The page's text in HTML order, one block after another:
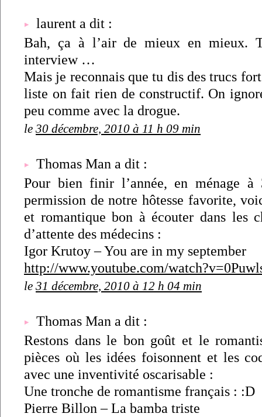
laurent a dit :
Bah, ça à l’air de mieux en mieux.
interview …
Mais je reconnais que tu dis des trucs
liste on fait rien de constructif. On
peu comme avec la drogue.
le 30 décembre, 2010 à 11 h 09 min
Thomas Man a dit :
Pour bien finir l’année, en ménage
permission de notre hôtesse favorite,
et romantique bon à écouter dans les
d’attente des médecins :
Igor Krutoy – You are in my september
http://www.youtube.com/
le 31 décembre, 2010 à 12 h 04 min
Thomas Man a dit :
Restons dans le bon goût et le
pièces où les idées foisonnent et les
avec une inventivité oscarisable :
Une tronche de romantisme français : :D
Pierre Billon – La bamba triste